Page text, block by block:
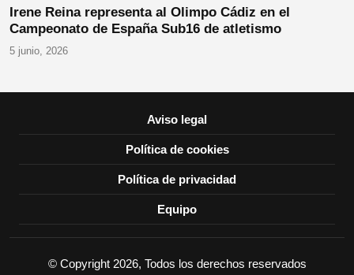
Irene Reina representa al Olimpo Cádiz en el
Campeonato de España Sub16 de atletismo
5 junio, 2026
Aviso legal
Política de cookies
Política de privacidad
Equipo
© Copyright 2026, Todos los derechos reservados